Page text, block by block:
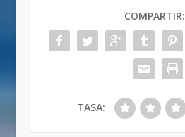
COMPARTIR:
TASA: